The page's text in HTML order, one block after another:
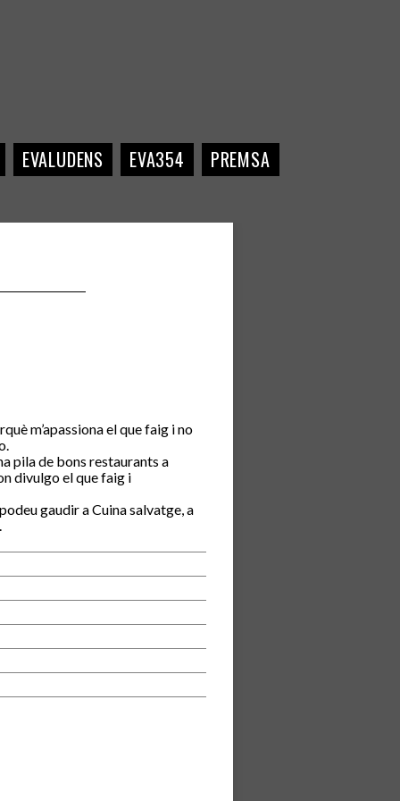
EVALUDENS EVA354
PREMSA
m’apassiona el que faig i no
pila de bons restaurants a
divulgo el que faig i
gaudir a Cuina salvatge, a